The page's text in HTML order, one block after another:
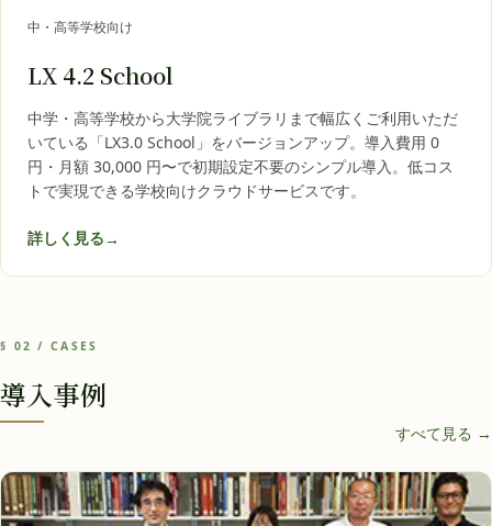
中・高等学校向け
LX 4.2 School
中学・高等学校から大学院ライブラリまで幅広くご利用いただ
いている「LX3.0 School」をバージョンアップ。導入費用 0
円・月額 30,000 円〜で初期設定不要のシンプル導入。低コス
トで実現できる学校向けクラウドサービスです。
詳しく見る→
§ 02 / CASES
導入事例
すべて見る →